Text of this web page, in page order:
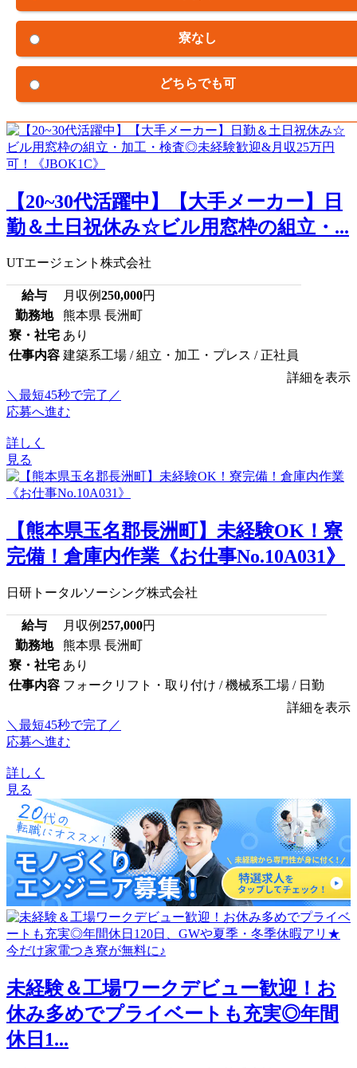
寮なし
どちらでも可
【20~30代活躍中】【大手メーカー】日
勤＆土日祝休み☆ビル用窓枠の組立・...
UTエージェント株式会社
給与 月収例250,000円
勤務地
熊本県 長洲町
寮・社宅 あり
仕事内容 建築系工場 / 組立・加工・プレス / 正社員
詳細を表示
＼最短45秒で完了／
応募へ進む
詳しく
見る
【熊本県玉名郡長洲町】未経験OK！寮
完備！倉庫内作業《お仕事No.10A031》
日研トータルソーシング株式会社
給与 月収例257,000円
勤務地
熊本県 長洲町
寮・社宅 あり
仕事内容 フォークリフト・取り付け / 機械系工場 / 日勤
詳細を表示
＼最短45秒で完了／
応募へ進む
詳しく
見る
未経験＆工場ワークデビュー歓迎！お
休み多めでプライベートも充実◎年間
休日1...